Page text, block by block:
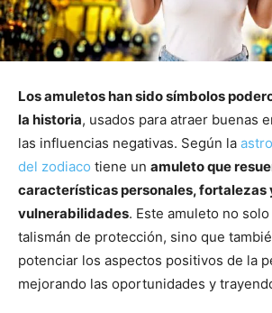
Los amuletos han sido símbolos
la historia, usados para atraer buenas
las influencias negativas. Según la
del zodiaco tiene un amuleto que
características personales, fortalezas
vulnerabilidades. Este amuleto no
talismán de protección, sino que
potenciar los aspectos positivos de la
mejorando las oportunidades y